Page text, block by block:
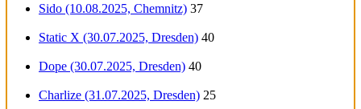
Sido (10.08.2025, Chemnitz) 37
Static X (30.07.2025, Dresden) 40
Dope (30.07.2025, Dresden) 40
Charlize (31.07.2025, Dresden) 25